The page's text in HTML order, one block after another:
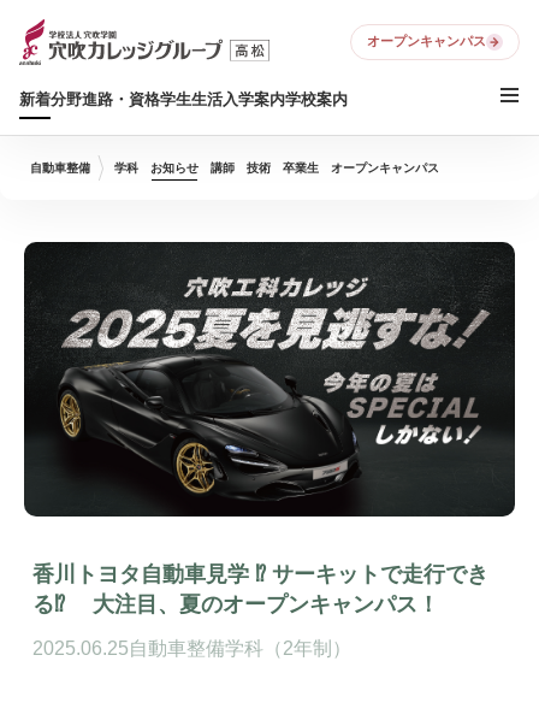
新着分野進路・資格学生生活入学案内学校案内
オープンキャンパス
自動車整備 学科 お知らせ 講師 技術 卒業生 オープンキャンパス
香川トヨタ自動車見学 ⁉ サーキットで走行でき
る⁉ 大注目、夏のオープンキャンパス！
2025.06.25自動車整備学科（2年制）